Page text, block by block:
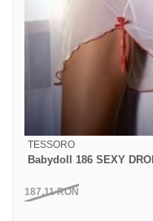
TESSORO
Babydoll 186 SEXY
187,11RON